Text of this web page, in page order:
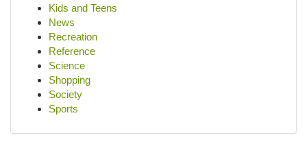
Kids and Teens
News
Recreation
Reference
Science
Shopping
Society
Sports